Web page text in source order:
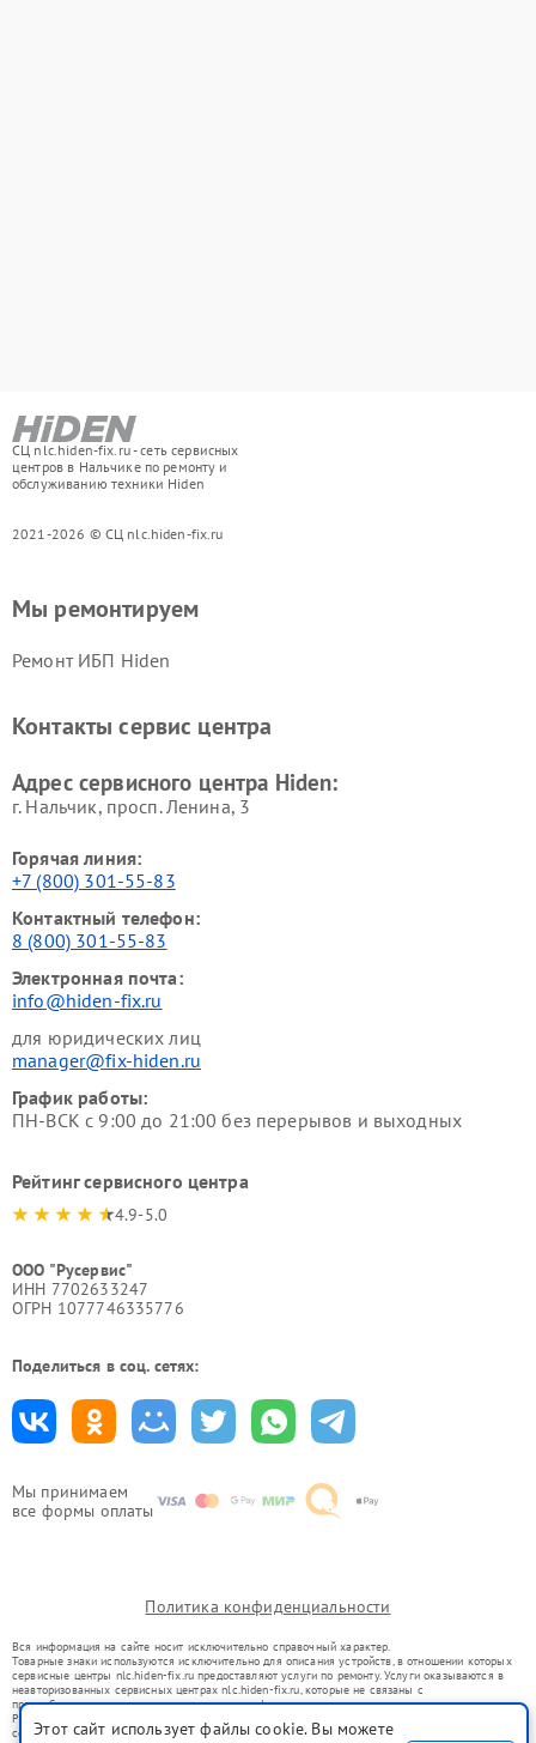
СЦ nlc.hiden-fix.ru - сеть сервисных
центров в Нальчике по ремонту и
обслуживанию техники Hiden
2021-2026 © СЦ nlc.hiden-fix.ru
Мы принимаем
все формы оплаты
Мы ремонтируем
Ремонт ИБП Hiden
Контакты сервис центра
Адрес сервисного центра Hiden:
г. Нальчик, просп. Ленина, 3
Горячая линия:
+7 (800) 301-55-83
Контактный телефон:
8 (800) 301-55-83
Электронная почта:
info@hiden-fix.ru
для юридических лиц
manager@fix-hiden.ru
График работы:
ПН-ВСК с 9:00 до 21:00 без перерывов и выходных
Рейтинг сервисного центра
4.9-5.0
ООО "Русервис"
ИНН 7702633247
ОГРН 1077746335776
Поделиться в соц. сетях:
Политика конфиденциальности
Вся информация на сайте носит исключительно справочный характер.
Товарные знаки используются исключительно для описания устройств, в отношении которых
сервисные центры nlc.hiden-fix.ru предоставляют услуги по ремонту. Услуги оказываются в
неавторизованных сервисных центрах nlc.hiden-fix.ru, которые не связаны с
правообладателями товарных знаков или их официальными представителями.
Ремонт осуществляется для устройств, уже введенных в гражданский оборот в соответствии
со статьей 1487 ГК РФ.
Этот сайт использует файлы cookie. Вы можете